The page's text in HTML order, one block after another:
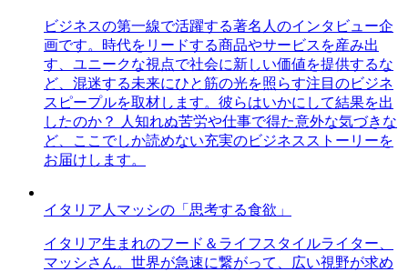
ビジネスの第一線で活躍する著名人のインタビュー企
画です。時代をリードする商品やサービスを産み出
す、ユニークな視点で社会に新しい価値を提供するな
ど、混迷する未来にひと筋の光を照らす注目のビジネ
スピープルを取材します。彼らはいかにして結果を出
したのか？ 人知れぬ苦労や仕事で得た意外な気づきな
ど、ここでしか読めない充実のビジネスストーリーを
お届けします。
イタリア人マッシの「思考する食欲」
イタリア生まれのフード＆ライフスタイルライター、
マッシさん。世界が急速に繋がって、広い視野が求め